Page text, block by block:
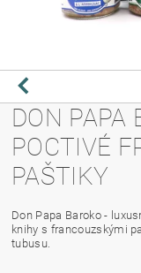
DON PAPA
POCTIVÉ
PAŠTIKY
Don Papa Baroko -
knihy s francouzskými
tubusu.